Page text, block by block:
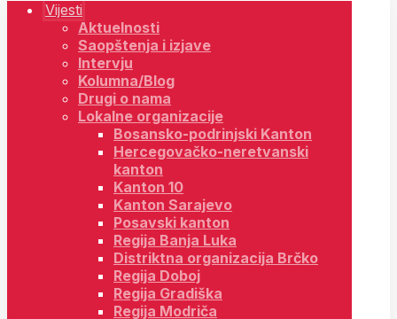
Vijesti
Aktuelnosti
Saopštenja i izjave
Intervju
Kolumna/Blog
Drugi o nama
Lokalne organizacije
Bosansko-podrinjski Kanton
Hercegovačko-neretvanski
kanton
Kanton 10
Kanton Sarajevo
Posavski kanton
Regija Banja Luka
Distriktna organizacija Brčko
Regija Doboj
Regija Gradiška
Regija Modriča